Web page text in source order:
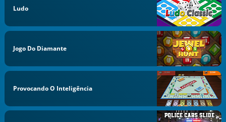
Ludo
Jogo Do Diamante
Provocando O Inteligência